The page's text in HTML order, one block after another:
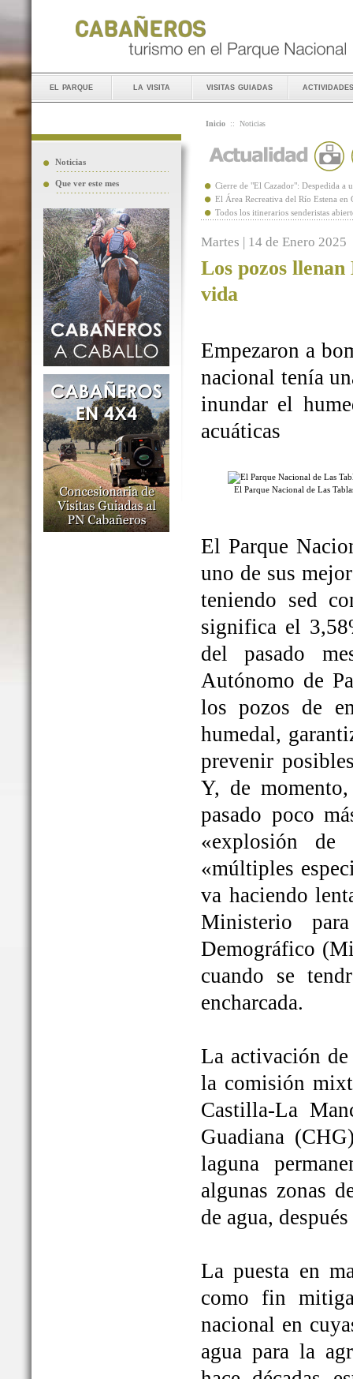
el parque la visita visitas guiadas actividades
Noticias
Que ver este mes
Inicio :: Noticias
Cierre de "El Cazador": Despedida a
El Área Recreativa del Río Estena
Todos los itinerarios senderistas
Martes | 14 de Enero 2025
Los pozos
vida
Empezaron a
nacional tenía
inundar el
acuáticas
El Parque Nacional de Las
El Parque
uno de sus
teniendo sed
significa el
del pasado
Autónomo de
los pozos de
humedal,
prevenir
Y, de
pasado poco
«explosión
«múltiples
va haciendo
Ministerio
Demográfico
cuando se
encharcada.
La activación
la comisión
Castilla-La
Guadiana
laguna
algunas zonas
de agua,
La puesta en
como fin
nacional en
agua para la